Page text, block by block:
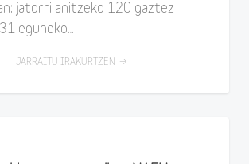
jatorri anitzeko 120 gaztez
eguneko…
JARRAITU IRAKURTZEN